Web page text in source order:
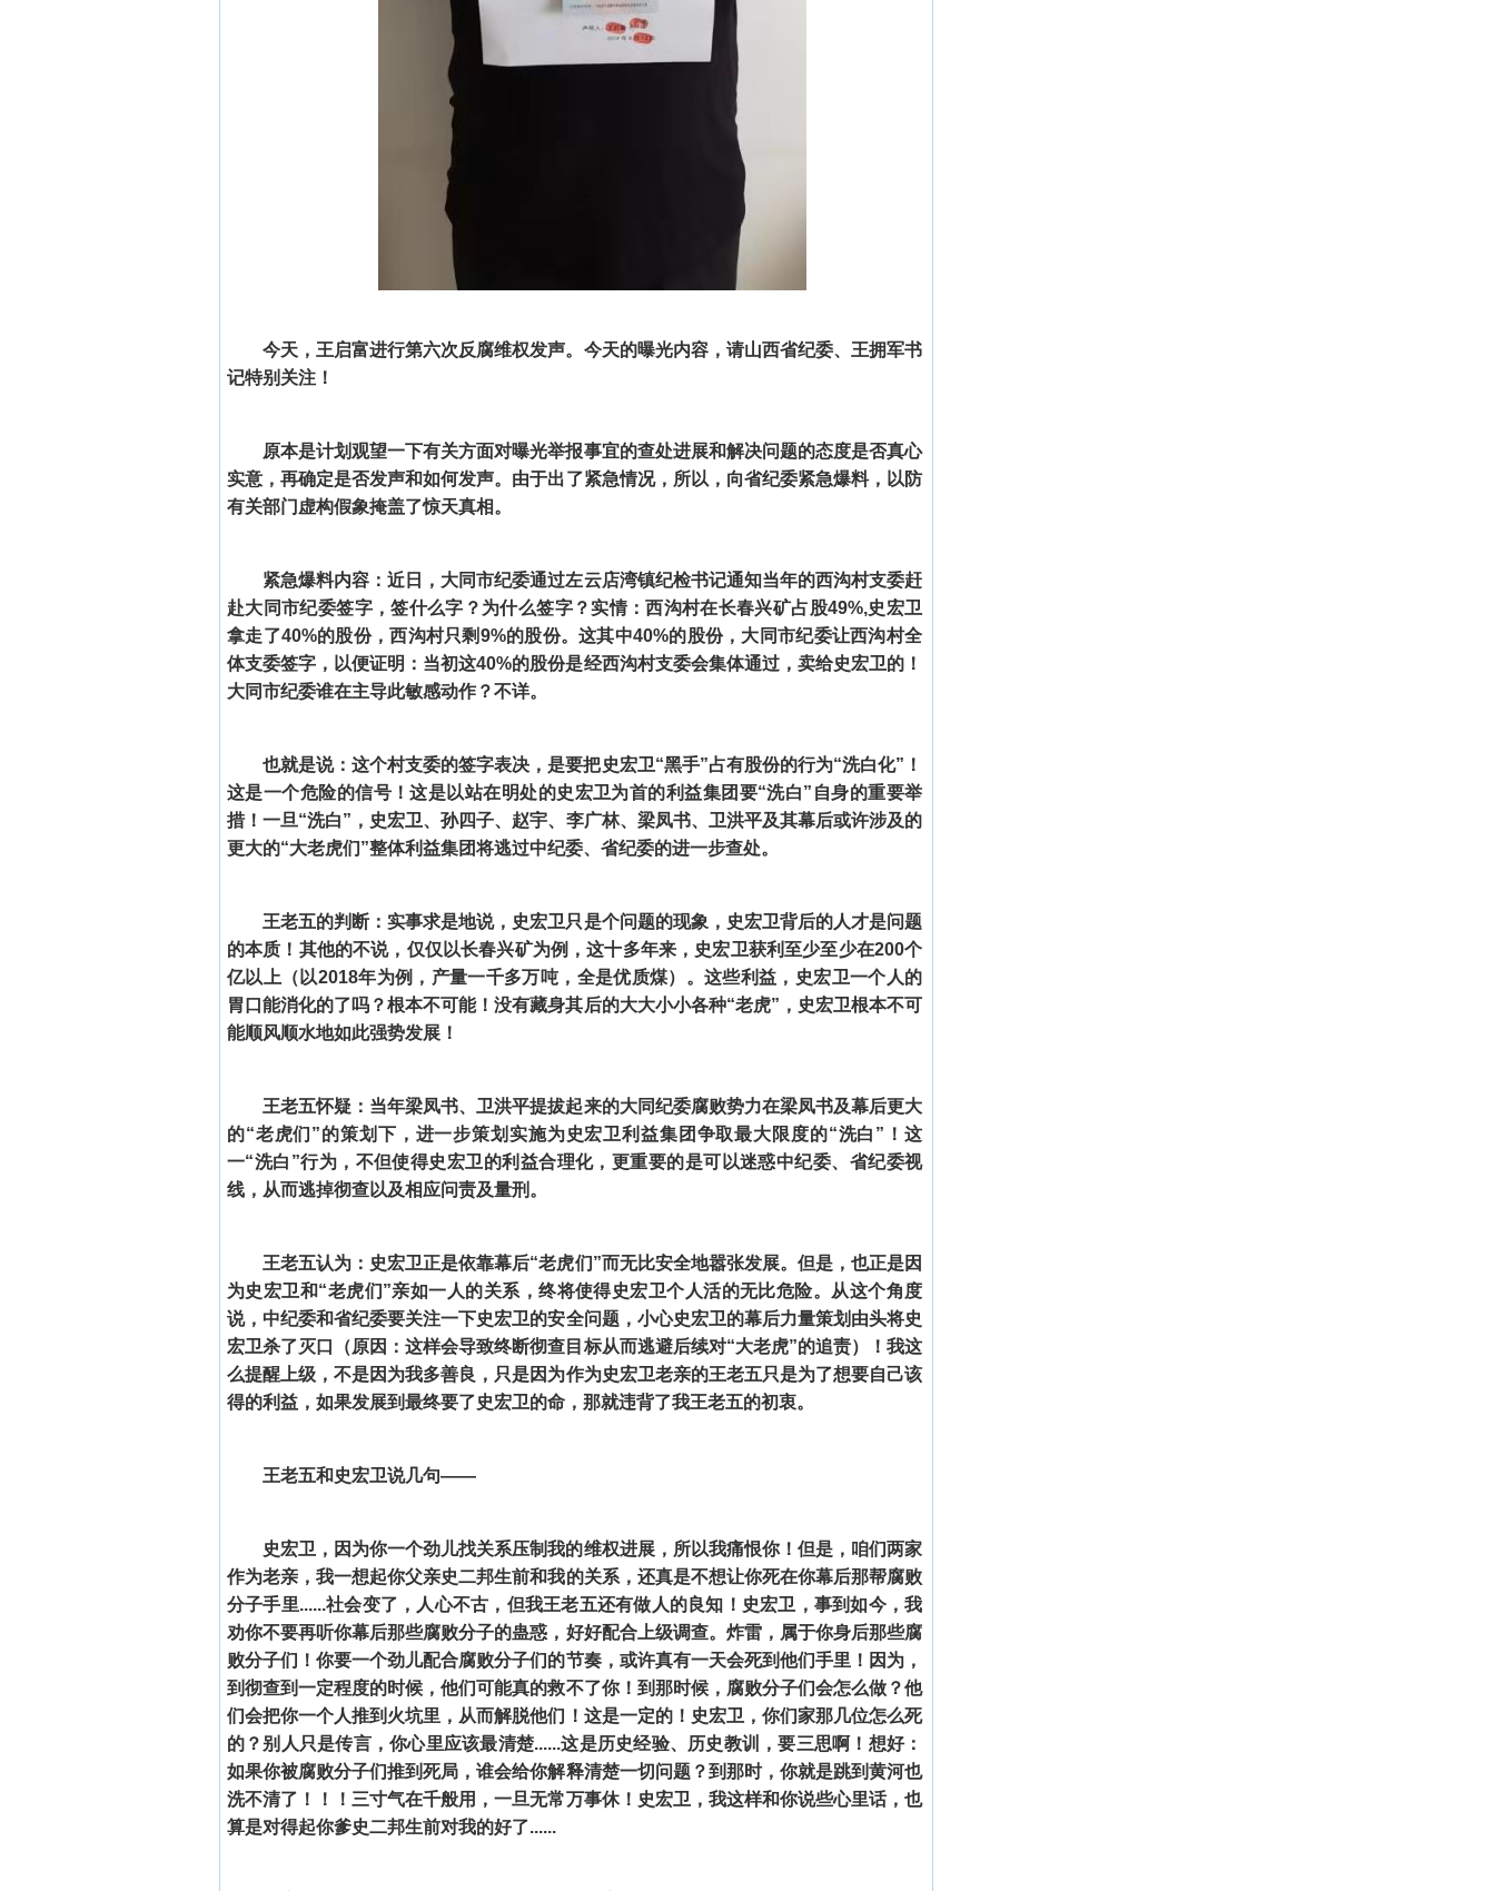
今天，王启富进行第六次反腐维权发声。今天的曝光内容，请山西省纪委、王拥军书
记特别关注！
原本是计划观望一下有关方面对曝光举报事宜的查处进展和解决问题的态度是否真心
实意，再确定是否发声和如何发声。由于出了紧急情况，所以，向省纪委紧急爆料，以防
有关部门虚构假象掩盖了惊天真相。
紧急爆料内容：近日，大同市纪委通过左云店湾镇纪检书记通知当年的西沟村支委赶
赴大同市纪委签字，签什么字？为什么签字？实情：西沟村在长春兴矿占股49%,史宏卫
拿走了40%的股份，西沟村只剩9%的股份。这其中40%的股份，大同市纪委让西沟村全
体支委签字，以便证明：当初这40%的股份是经西沟村支委会集体通过，卖给史宏卫的！
大同市纪委谁在主导此敏感动作？不详。
也就是说：这个村支委的签字表决，是要把史宏卫“黑手”占有股份的行为“洗白化”！
这是一个危险的信号！这是以站在明处的史宏卫为首的利益集团要“洗白”自身的重要举
措！一旦“洗白”，史宏卫、孙四子、赵宇、李广林、梁凤书、卫洪平及其幕后或许涉及的
更大的“大老虎们”整体利益集团将逃过中纪委、省纪委的进一步查处。
王老五的判断：实事求是地说，史宏卫只是个问题的现象，史宏卫背后的人才是问题
的本质！其他的不说，仅仅以长春兴矿为例，这十多年来，史宏卫获利至少至少在200个
亿以上（以2018年为例，产量一千多万吨，全是优质煤）。这些利益，史宏卫一个人的
胃口能消化的了吗？根本不可能！没有藏身其后的大大小小各种“老虎”，史宏卫根本不可
能顺风顺水地如此强势发展！
王老五怀疑：当年梁凤书、卫洪平提拔起来的大同纪委腐败势力在梁凤书及幕后更大
的“老虎们”的策划下，进一步策划实施为史宏卫利益集团争取最大限度的“洗白”！这
一“洗白”行为，不但使得史宏卫的利益合理化，更重要的是可以迷惑中纪委、省纪委视
线，从而逃掉彻查以及相应问责及量刑。
王老五认为：史宏卫正是依靠幕后“老虎们”而无比安全地嚣张发展。但是，也正是因
为史宏卫和“老虎们”亲如一人的关系，终将使得史宏卫个人活的无比危险。从这个角度
说，中纪委和省纪委要关注一下史宏卫的安全问题，小心史宏卫的幕后力量策划由头将史
宏卫杀了灭口（原因：这样会导致终断彻查目标从而逃避后续对“大老虎”的追责）！我这
么提醒上级，不是因为我多善良，只是因为作为史宏卫老亲的王老五只是为了想要自己该
得的利益，如果发展到最终要了史宏卫的命，那就违背了我王老五的初衷。
王老五和史宏卫说几句——
史宏卫，因为你一个劲儿找关系压制我的维权进展，所以我痛恨你！但是，咱们两家
作为老亲，我一想起你父亲史二邦生前和我的关系，还真是不想让你死在你幕后那帮腐败
分子手里......社会变了，人心不古，但我王老五还有做人的良知！史宏卫，事到如今，我
劝你不要再听你幕后那些腐败分子的蛊惑，好好配合上级调查。炸雷，属于你身后那些腐
败分子们！你要一个劲儿配合腐败分子们的节奏，或许真有一天会死到他们手里！因为，
到彻查到一定程度的时候，他们可能真的救不了你！到那时候，腐败分子们会怎么做？他
们会把你一个人推到火坑里，从而解脱他们！这是一定的！史宏卫，你们家那几位怎么死
的？别人只是传言，你心里应该最清楚......这是历史经验、历史教训，要三思啊！想好：
如果你被腐败分子们推到死局，谁会给你解释清楚一切问题？到那时，你就是跳到黄河也
洗不清了！！！三寸气在千般用，一旦无常万事休！史宏卫，我这样和你说些心里话，也
算是对得起你爹史二邦生前对我的好了......